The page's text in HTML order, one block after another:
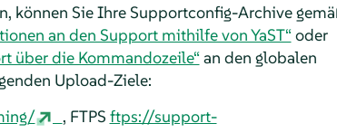
können Sie Ihre Supportconfig-Archive
an den Support mithilfe von YaST“oder
über die Kommandozeile“an den globalen
Upload-Ziele:
, FTPS ftps://support-